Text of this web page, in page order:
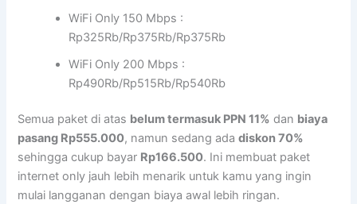
WiFi Only 150 Mbps :
Rp325Rb/Rp375Rb/Rp375Rb
WiFi Only 200 Mbps :
Rp490Rb/Rp515Rb/Rp540Rb
Semua paket di atas belum termasuk PPN 11% dan biaya
pasang Rp555.000, namun sedang adadiskon 70%
sehingga cukup bayar Rp166.500. Ini membuat paket
internet only jauh lebih menarik untuk kamu yang ingin
mulai langganan dengan biaya awal lebih ringan.